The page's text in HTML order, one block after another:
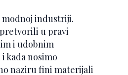
modnoj industriji.
pretvorili u pravi
i udobnim
kada nosimo
naziru fini materijali